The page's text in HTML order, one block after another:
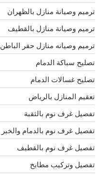
ترميم وصيانة منازل بالظهران
ترميم وصيانة منازل بالقطيف
ترميم وصيانه منازل حفر الباطن
تصليح سباكة الدمام
تصليح غسالات الدمام
تعقيم المنازل بالرياض
تفصيل غرف نوم بالثقبة
تفصيل غرف نوم بالدمام والخبر
تفصيل غرف نوم بالقطيف
تفصيل وتركيب مطابخ